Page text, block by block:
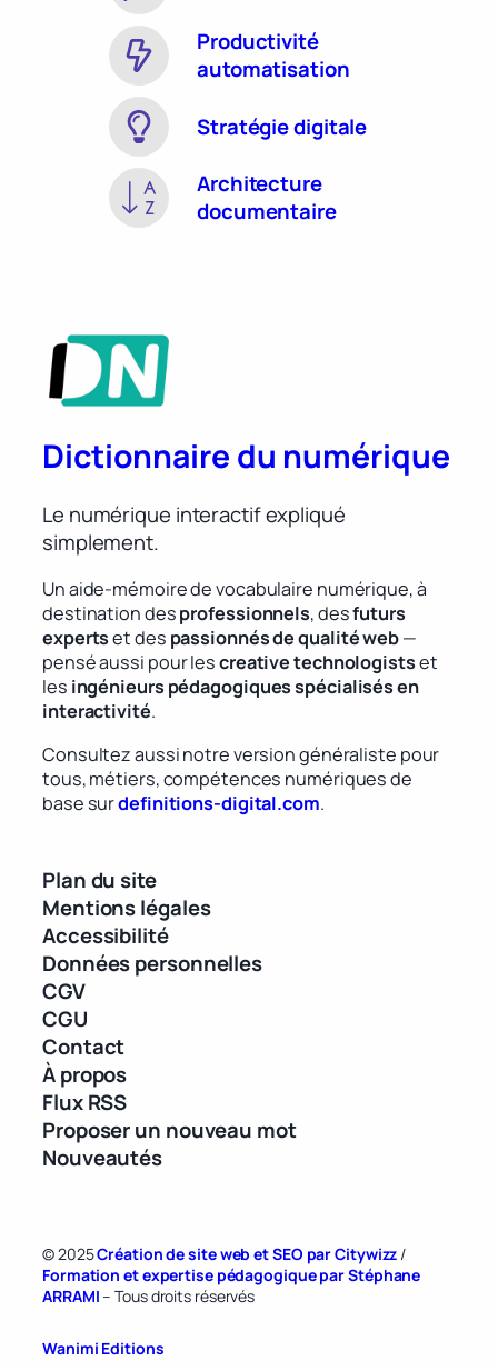
Productivité
automatisation
Stratégie digitale
Architecture
documentaire
Dictionnaire du numérique
Le numérique interactif expliqué
simplement.
Un aide-mémoire de vocabulaire numérique, à
destination desprofessionnels, desfuturs
expertset des passionnés de qualité web—
pensé aussi pour lescreative technologistset
les ingénieurs pédagogiques spécialisés en
interactivité.
Consultez aussi notre version généraliste pour
tous, métiers, compétences numériques de
base surdefinitions-digital.com.
Plan du site
Mentions légales
Accessibilité
Données personnelles
CGV
CGU
Contact
À propos
Flux RSS
Proposer un nouveau mot
Nouveautés
© 2025Création de site web et SEO par Citywizz /
Formation et expertise pédagogique par Stéphane
ARRAMI– Tous droits réservés
Wanimi Editions